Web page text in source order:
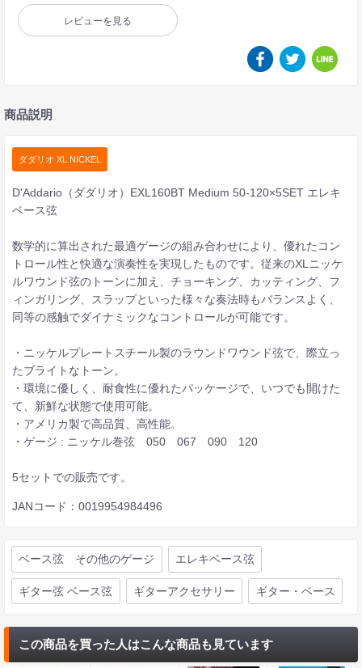
レビューを見る
商品説明
ダダリオ XL NICKEL
D'Addario（ダダリオ）EXL160BT Medium 50-120×5SET エレキ
ベース弦
数学的に算出された最適ゲージの組み合わせにより、優れたコン
トロール性と快適な演奏性を実現したものです。従来のXLニッケ
ルワウンド弦のトーンに加え、チョーキング、カッティング、フ
ィンガリング、スラップといった様々な奏法時もバランスよく、
同等の感触でダイナミックなコントロールが可能です。
・ニッケルプレートスチール製のラウンドワウンド弦で、際立っ
たブライトなトーン。
・環境に優しく、耐食性に優れたパッケージで、いつでも開けた
て、新鮮な状態で使用可能。
・アメリカ製で高品質、高性能。
・ゲージ : ニッケル巻弦 050 067 090 120
5セットでの販売です。
JANコード：0019954984496
ベース弦 その他のゲージ エレキベース弦
ギター弦 ベース弦 ギターアクセサリー ギター・ベース
この商品を買った人はこんな商品も見ています